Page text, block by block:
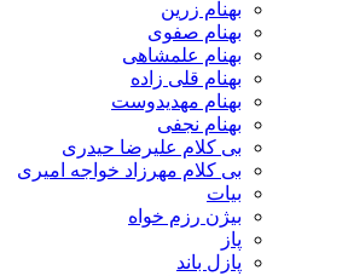
بهنام زرین
بهنام صفوی
بهنام علمشاهی
بهنام قلی زاده
بهنام مهدیدوست
بهنام نجفی
بی کلام علیرضا حیدری
بی کلام مهرزاد خواجه امیری
بیات
بیژن رزم خواه
پاز
پازل باند